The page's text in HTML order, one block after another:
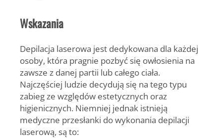
Wskazania
Depilacja laserowa jest dedykowana dla każdej
osoby, która pragnie pozbyć się owłosienia na
zawsze z danej partii lub całego ciała.
Najczęściej ludzie decydują się na tego typu
zabieg ze względów estetycznych oraz
higienicznych. Niemniej jednak istnieją
medyczne przesłanki do wykonania depilacji
laserową, są to: